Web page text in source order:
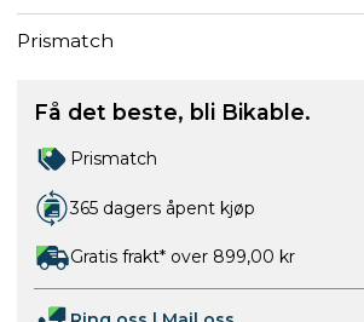
Prismatch
Få det beste, bli Bikable.
Prismatch
365 dagers åpent kjøp
Gratis frakt* over 899,00 kr